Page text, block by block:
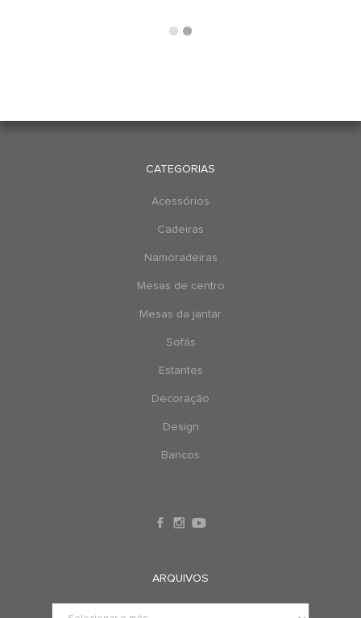
CATEGORIAS
Acessórios
Cadeiras
Namoradeiras
Mesas de centro
Mesas da jantar
Sofás
Estantes
Decoração
Design
Bancos
ARQUIVOS